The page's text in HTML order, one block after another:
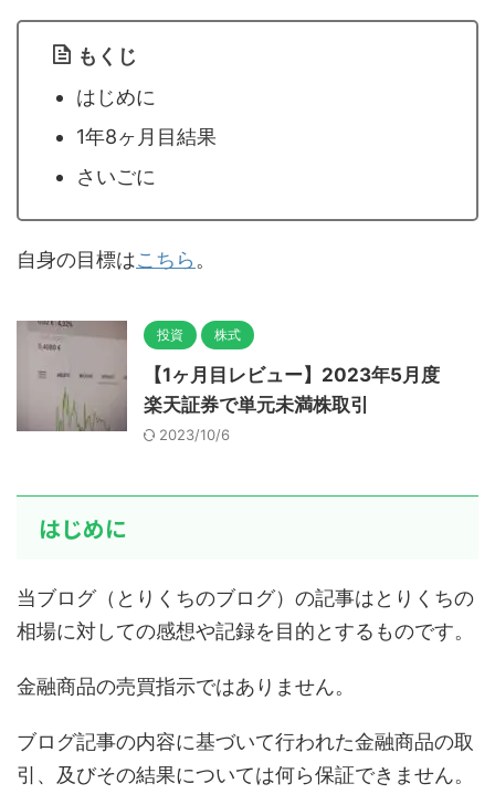
もくじ
はじめに
1年8ヶ月目結果
さいごに
自身の目標はこちら 。
投資 株式
【1ヶ月目レビュー】2023年5月度
楽天証券で単元未満株取引
2023/10/6
はじめに
当ブログ（とりくちのブログ）の記事はとりくちの
相場に対しての感想や記録を目的とするものです。
金融商品の売買指示ではありません。
ブログ記事の内容に基づいて行われた金融商品の取
引、及びその結果については何ら保証できません。